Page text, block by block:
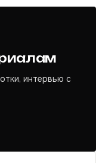
интервью с